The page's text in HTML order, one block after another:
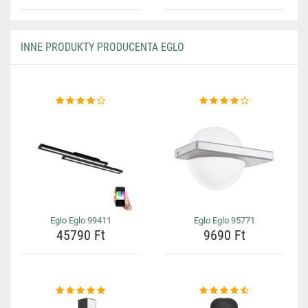
INNE PRODUKTY PRODUCENTA EGLO
Eglo Eglo 99411
45790 Ft
Eglo Eglo 95771
9690 Ft